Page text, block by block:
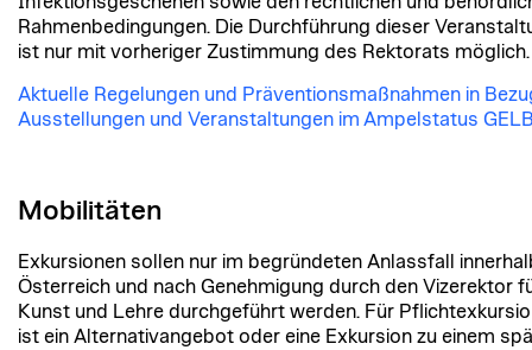
Rahmenbedingungen. Die Durchführung dieser
ist nur mit vorheriger Zustimmung des Rektorats möglich.
Aktuelle Regelungen und Präventionsmaßnahmen in
Ausstellungen und Veranstaltungen im Ampelstatus
Mobilitäten
Exkursionen sollen nur im begründeten Anlassfall
Österreich und nach Genehmigung durch den Vizerektor
Kunst und Lehre durchgeführt werden. Für
ist ein Alternativangebot oder eine Exkursion zu einem